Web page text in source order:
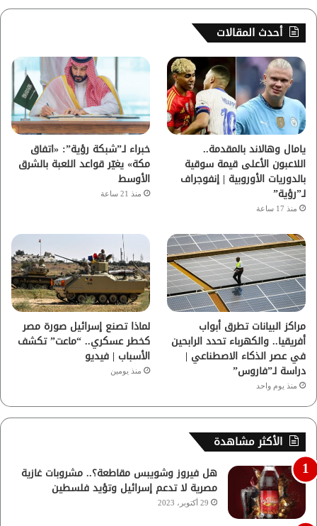
س
ب
و
ك
ي
ب
ت
ق
ر
ا
م
أحدث المقالات
يامال وهالاند بالمقدمة..
اللاعبون الأعلى قيمة سوقية
بالدوريات الأوروبية | إنفوجراف
لـ”رؤية”
منذ 17 ساعة
خبراء لـ”شبكة رؤية”: «اتفاق
مكة» يغيّر قواعد اللعبة بالشرق
الأوسط
منذ 21 ساعة
مراكز البيانات تطرق أبواب
أفريقيا.. والكهرباء تحدد الرابحين
في عصر الذكاء الاصطناعي |
دراسة لـ”فاروس”
منذ يوم واحد
لماذا تصنع إسرائيل صورة مصر
كخطر عسكري.. “ماعت” تكشف
الأسباب | فيديو
منذ يومين
الأكثر مشاهدة
هل فيروز وشويبس مقاطعة؟.. مشروبات غازية
مصرية لا تدعم إسرائيل وتؤيد فلسطين
29 أكتوبر، 2023